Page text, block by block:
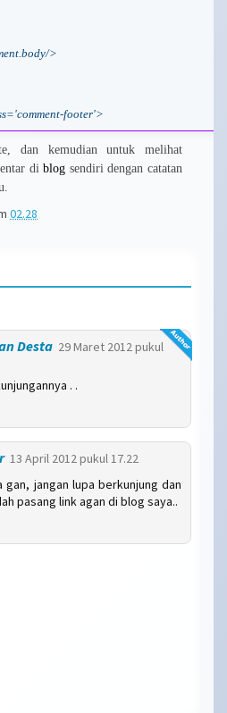
>
footer'>
dan kemudian untuk melihat
diblog sendiri dengan catatan
02.28
Desta 29 Maret 2012 pukul
. .
13 April 2012 pukul 17.22
gan, jangan lupa berkunjung dan
pasang link agan di blog saya..